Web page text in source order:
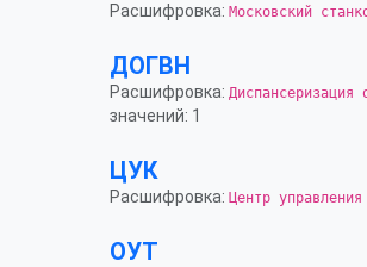
Расшифровка: Московский
ДОГВН
Расшифровка: Диспансеризация
значений: 1
ЦУК
Расшифровка: Центр
ОУТ